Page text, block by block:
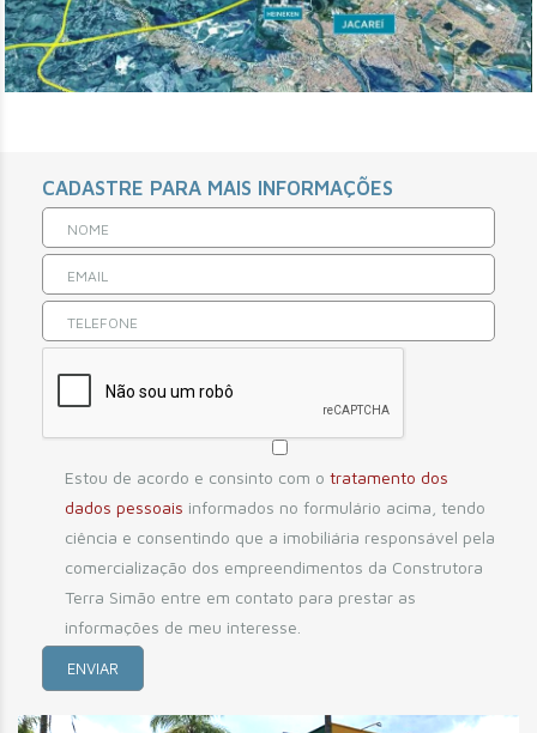
CADASTRE PARA MAIS INFORMAÇÕES
Estou de acordo e consinto com o tratamento dos
dados pessoais informados no formulário acima, tendo
ciência e consentindo que a imobiliária responsável pela
comercialização dos empreendimentos da Construtora
Terra Simão entre em contato para prestar as
informações de meu interesse.